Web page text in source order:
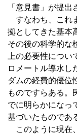
「意見書」が提出
すなわち、これ
拠としてきた基本
その後の科学的な
上の必要性につ
ロメートル導水し
ダムの経費的優位
ものですらある。
でに明らかになっ
基づいたものであ
このように現在